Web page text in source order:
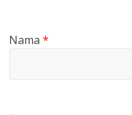
Nama*